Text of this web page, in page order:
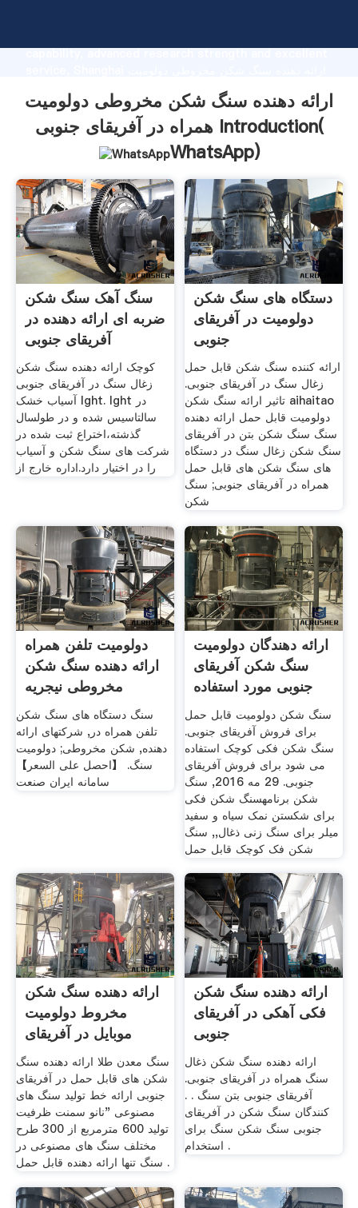
capability, advanced research strength and excellent
bring values to all of customers.
ارائه دهنده سنگ شکن مخروطی دولومیت
همراه در آفریقای جنوبی Introduction(
WhatsApp)
سنگ آهک سنگ شکن
ضربه ای ارائه دهنده در
آفریقای جنوبی
کوچک ارائه دهنده سنگ شکن
زغال سنگ در آفریقای جنوبی
آسیاب خشک lght. lght در
سالتاسیس شده و در طولسال
گذشته،اختراع ثبت شده در
شركت های سنگ شكن و آسیاب
را در اختیار دارد.اداره خارج از
دستگاه های سنگ شکن
دولومیت در آفریقای
جنوبی
ارائه کننده سنگ شکن قابل حمل
زغال سنگ در آفریقای جنوبی.
تاثیر ارائه سنگ شکن aihaitao
دولومیت قابل حمل ارائه دهنده
سنگ سنگ شکن بتن در آفریقای
سنگ شکن زغال سنگ در دستگاه
های سنگ شکن های قابل حمل
همراه در آفریقای جنوبی; سنگ
شکن
دولومیت تلفن همراه
ارائه دهنده سنگ شکن
مخروطی نیجریه
سنگ دستگاه های سنگ شکن
تلفن همراه در, شرکتهای ارائه
دهنده, شکن مخروطی; دولومیت
سنگ. 【احصل على السعر】
سامانه ایران صنعت
ارائه دهندگان دولومیت
سنگ شکن آفریقای
جنوبی مورد استفاده
قرار
سنگ شکن دولومیت قابل حمل
برای فروش آفریقای جنوبی.
سنگ شکن فکی کوچک استفاده
می شود برای فروش آفریقای
جنوبی. 29 مه 2016, سنگ
شکن برنامهسنگ شکن فکی
برای شکستن نمک سیاه و سفید
میلر برای سنگ زنی ذغال,, سنگ
شکن فک کوچک قابل حمل
ارائه دهنده سنگ شکن
مخروط دولومیت
موبایل در آفریقای
جنوبی
سنگ معدن طلا ارائه دهنده سنگ
شکن های قابل حمل در آفریقای
جنوبی ارائه خط تولید سنگ های
مصنوعی "نانو سمنت ظرفیت
تولید 600 مترمربع از 300 طرح
مختلف سنگ های مصنوعی در
سنگ تنها ارائه دهنده قابل حمل .
ارائه دهنده سنگ شکن
فکی آهکی در آفریقای
جنوبی
ارائه دهنده سنگ شکن ذغال
سنگ همراه در آفریقای جنوبی.
آفریقای جنوبی بتن سنگ . .
کنندگان سنگ شکن در آفریقای
جنوبی سنگ شکن سنگ برای
استخدام .